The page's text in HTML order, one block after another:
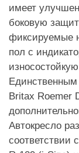
имеет
боковую
фиксируемые
пол с
Britax Roemer
Автокресло
соответствии